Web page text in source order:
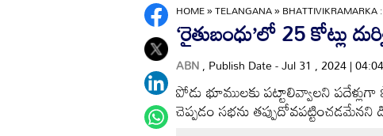
HOME»TELANGANA»BHATTIVIKRAMARKA
‘రైతుబంధు’లో 25 కోట్లు
ABN, Publish Date - Jul 31 , 2024 |
పోడు భూములకు పట్టాలివ్వాలని
చెప్పడం సభను తప్పుదోవపట్టించడమేనని